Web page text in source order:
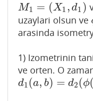
M1 = (X1 , d1 )
M1= (X1 ,d1)
uzaylari olsun ve
arasinda
1) Izometrinin
ve orten. O
d1 (a, b) = d2 (ϕ
d1 (a,b )=d 2(ϕ(a),ϕ(b